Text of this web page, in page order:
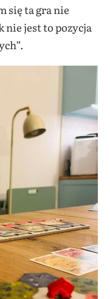
się ta gra nie
jest to pozycja